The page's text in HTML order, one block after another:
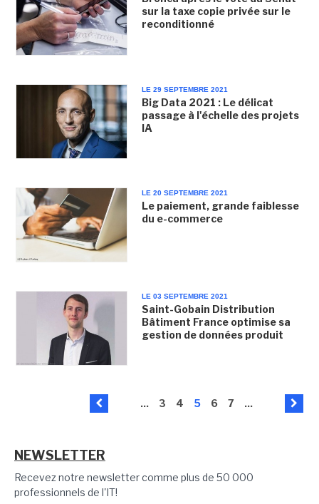
sur la taxe copie privée sur le
reconditionné
LE 29 SEPTEMBRE 2021
Big Data 2021 : Le délicat
passage à l'échelle des projets
IA
LE 20 SEPTEMBRE 2021
Le paiement, grande faiblesse
du e-commerce
LE 03 SEPTEMBRE 2021
Saint-Gobain Distribution
Bâtiment France optimise sa
gestion de données produit
... 3 4 5 6 7 ...
NEWSLETTER
Recevez notre newsletter comme plus de 50 000
professionnels de l'IT!